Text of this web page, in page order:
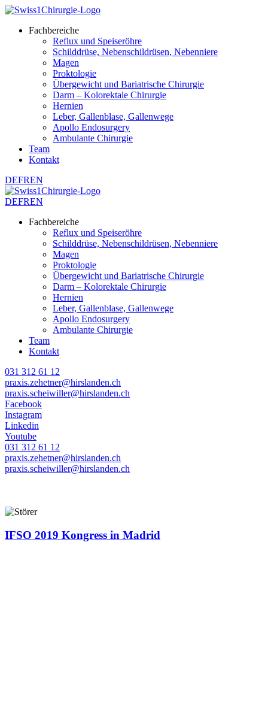
Fachbereiche
Reflux und Speiseröhre
Schilddrüse, Nebenschildrüsen, Nebenniere
Magen
Proktologie
Übergewicht und Bariatrische Chirurgie
Darm – Kolorektale Chirurgie
Hernien
Leber, Gallenblase, Gallenwege
Apollo Endosurgery
Ambulante Chirurgie
Team
Kontakt
DEFREN
DEFREN
Fachbereiche
Reflux und Speiseröhre
Schilddrüse, Nebenschildrüsen, Nebenniere
Magen
Proktologie
Übergewicht und Bariatrische Chirurgie
Darm – Kolorektale Chirurgie
Hernien
Leber, Gallenblase, Gallenwege
Apollo Endosurgery
Ambulante Chirurgie
Team
Kontakt
031 312 61 12
praxis.zehetner@hirslanden.ch
praxis.scheiwiller@hirslanden.ch
Facebook
Instagram
Linkedin
Youtube
031 312 61 12
praxis.zehetner@hirslanden.ch
praxis.scheiwiller@hirslanden.ch
IFSO 2019 Kongress in Madrid